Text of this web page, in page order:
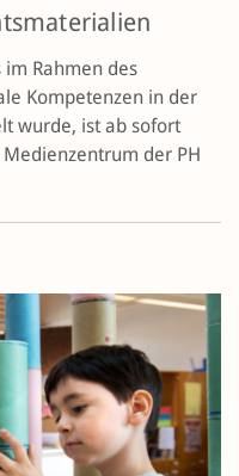
Rahmen des
Kompetenzen in der
wurde, ist ab sofort
der PH